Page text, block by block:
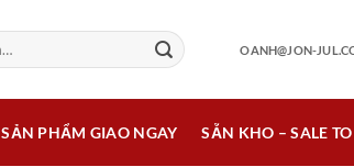
OANH@JON-
SẢN PHẨM GIAO NGAY SẴN KHO – SALE TO